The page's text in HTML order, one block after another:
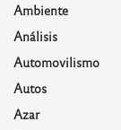
Ambiente
Análisis
Automovilismo
Autos
Azar